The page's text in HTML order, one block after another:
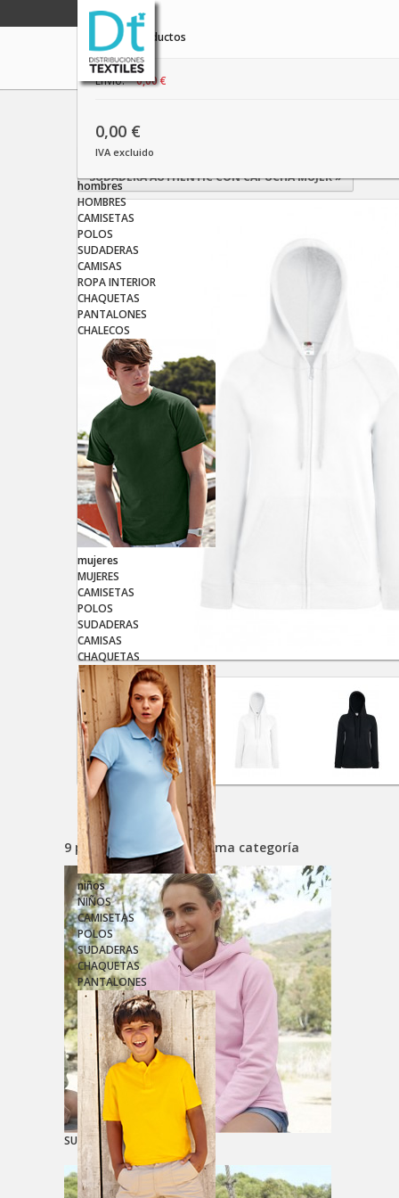
producto
No hay productos
Envío: 0,00 €
0,00 €
IVA excluido
hombres
HOMBRES
CAMISETAS
POLOS
SUDADERAS
CAMISAS
ROPA INTERIOR
CHAQUETAS
PANTALONES
CHALECOS
mujeres
MUJERES
CAMISETAS
POLOS
SUDADERAS
CAMISAS
CHAQUETAS
niños
NIÑOS
CAMISETAS
POLOS
SUDADERAS
CHAQUETAS
PANTALONES
«SUDADERA CON CAPUCHA HDT MUJER
SUDADERA AUTHENTIC CON CAPUCHA MUJER»
9 productos en esta misma categoría
SUDADERA CON CAPUCHA...